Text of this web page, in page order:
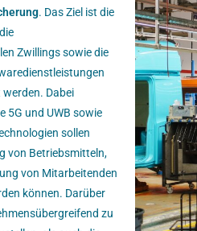
. Das Ziel ist die
Zwillings sowie die
Dabei
5G und UWB sowie
sollen
von Betriebsmitteln,
von Mitarbeitenden
können. Darüber
zu